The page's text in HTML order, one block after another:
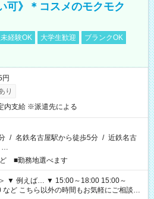
可》＊コスメのモクモク
経験OK 大学生歓迎
ブランクOK
り
内支給 ※派遣先による
/ 名鉄名古屋駅から徒歩5分 / 近鉄名古
…
■勤務地選べます
にご相談く